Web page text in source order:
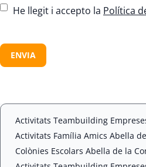
C
s
e
*
He llegit i accepto la Política
A
P
H
Activitats Teambuilding
Activitats Família Amics Abella
Colònies Escolars Abella de la